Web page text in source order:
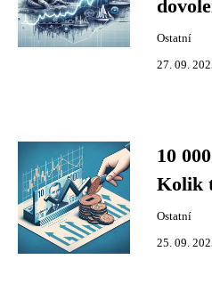
Ostatní
27. 09.
10
Kolik
Ostatní
25. 09.